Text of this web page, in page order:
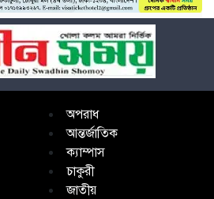
অপরাধ
আন্তর্জাতিক
ক্যাম্পাস
চাকুরী
জাতীয়